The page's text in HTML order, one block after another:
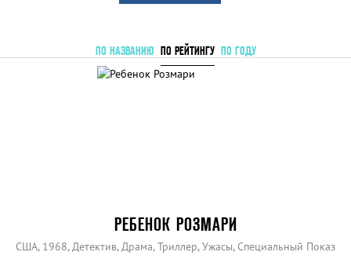
ПО НАЗВАНИЮ ПО РЕЙТИНГУ ПО ГОДУ
РЕБЕНОК РОЗМАРИ
США, 1968, Детектив, Драма, Триллер, Ужасы, Специальный Показ